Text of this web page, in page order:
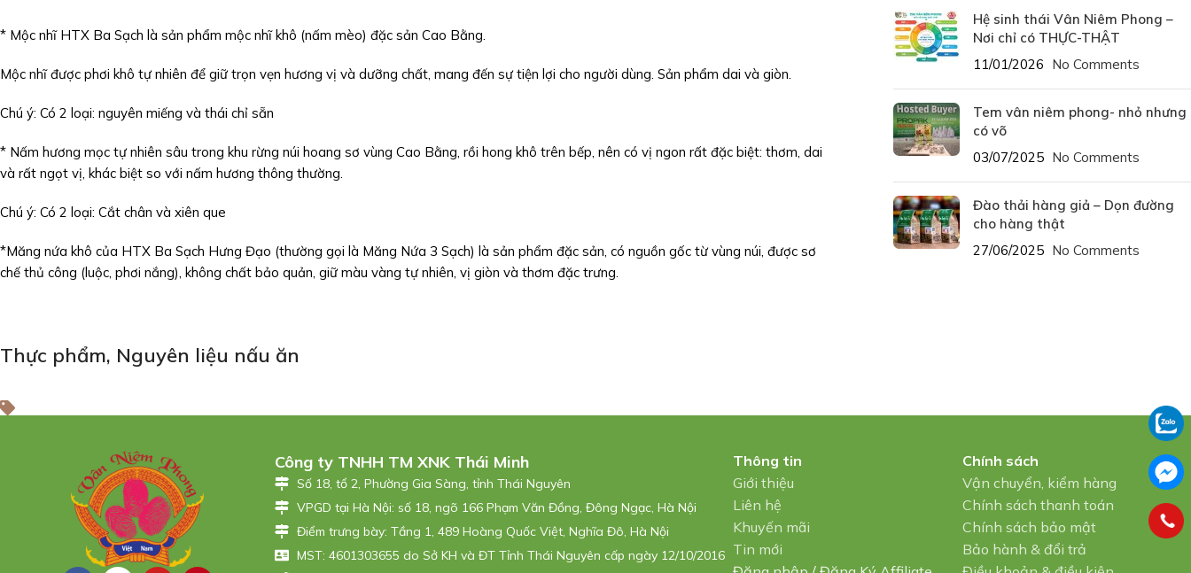
* Mộc nhĩ HTX Ba Sạch là sản phẩm mộc nhĩ khô (nấm mèo) đặc sản Cao Bằng.
Mộc nhĩ được phơi khô tự nhiên để giữ trọn vẹn hương vị và dưỡng chất, mang đến sự tiện lợi cho người dùng. Sản phẩm dai và giòn.
Chú ý: Có 2 loại: nguyên miếng và thái chỉ sẵn
* Nấm hương mọc tự nhiên sâu trong khu rừng núi hoang sơ vùng Cao Bằng, rồi hong khô trên bếp, nên có vị ngon rất đặc biệt: thơm, dai
và rất ngọt vị, khác biệt so với nấm hương thông thường.
Chú ý: Có 2 loại: Cắt chân và xiên que
*Măng nứa khô của HTX Ba Sạch Hưng Đạo (thường gọi là Măng Nứa 3 Sạch) là sản phẩm đặc sản, có nguồn gốc từ vùng núi, được sơ
chế thủ công (luộc, phơi nắng), không chất bảo quản, giữ màu vàng tự nhiên, vị giòn và thơm đặc trưng.
Hệ sinh thái Vân Niêm Phong –
Nơi chỉ có THỰC-THẬT
11/01/2026 No Comments
Tem vân niêm phong- nhỏ nhưng
có võ
03/07/2025 No Comments
Đào thải hàng giả – Dọn đường
cho hàng thật
27/06/2025 No Comments
Thực phẩm, Nguyên liệu nấu ăn
Công ty TNHH TM XNK Thái Minh
Số 18, tổ 2, Phường Gia Sàng, tỉnh Thái Nguyên
VPGD tại Hà Nội: số 18, ngõ 166 Phạm Văn Đồng, Đông Ngạc, Hà Nội
Điểm trưng bày: Tầng 1, 489 Hoàng Quốc Việt, Nghĩa Đô, Hà Nội
MST: 4601303655 do Sở KH và ĐT Tỉnh Thái Nguyên cấp ngày 12/10/2016
Thông tin
Giới thiệu
Liên hệ
Khuyến mãi
Tin mới
Chính sách
Vận chuyển, kiểm hàng
Chính sách thanh toán
Chính sách bảo mật
Bảo hành & đổi trả